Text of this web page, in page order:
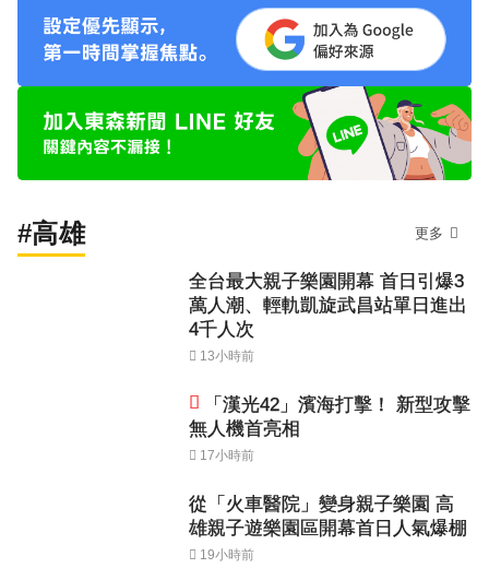
#高雄 更多
全台最大親子樂園開幕 首日引爆3
萬人潮、輕軌凱旋武昌站單日進出
4千人次
13小時前
「漢光42」濱海打擊！ 新型攻擊
無人機首亮相
17小時前
從「火車醫院」變身親子樂園 高
雄親子遊樂園區開幕首日人氣爆棚
19小時前